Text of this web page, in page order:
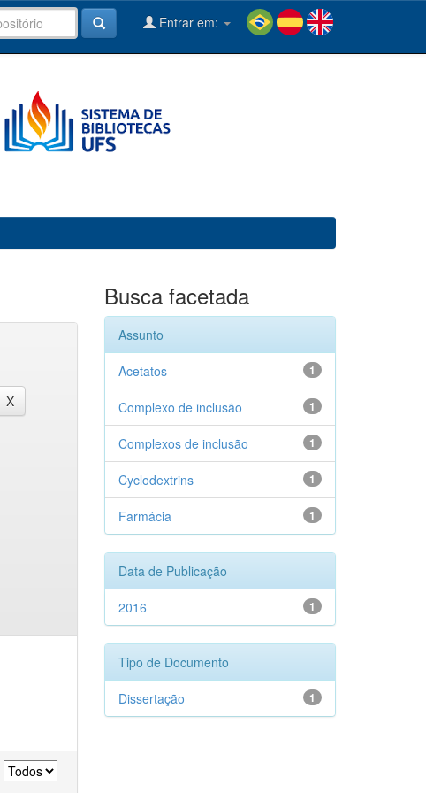
Entrar em:
Busca facetada
Assunto
1
Acetatos
1
Complexo de inclusão
1
Complexos de inclusão
1
Cyclodextrins
1
Farmácia
Data de Publicação
1
2016
Tipo de Documento
1
Dissertação